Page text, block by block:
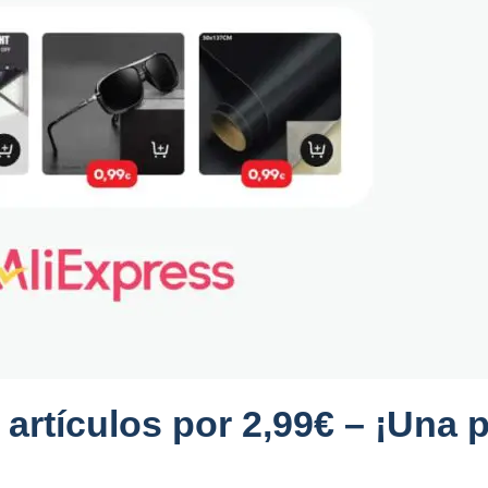
por 2,99€ – ¡Una